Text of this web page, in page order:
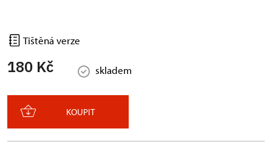
Tištěná verze
180 Kč skladem
KOUPIT